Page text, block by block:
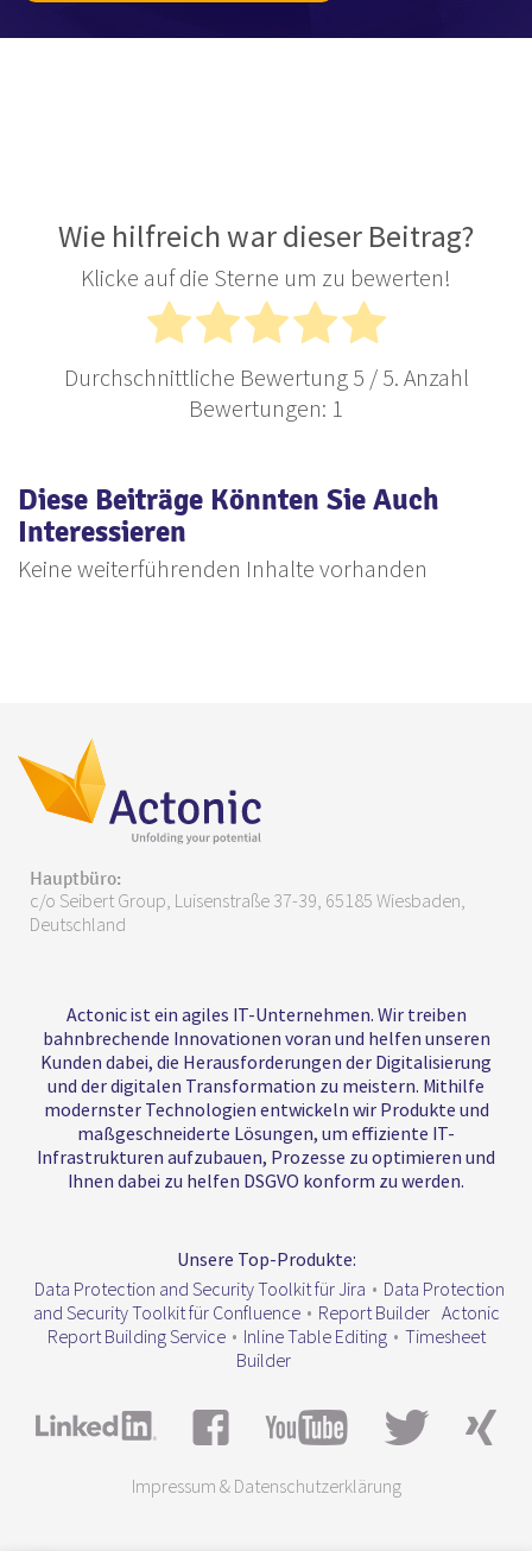
Wie hilfreich war dieser Beitrag?
Klicke auf die Sterne um zu bewerten!
Durchschnittliche Bewertung 5 / 5. Anzahl
Bewertungen: 1
Diese Beiträge Könnten Sie Auch
Interessieren
Keine weiterführenden Inhalte vorhanden
Hauptbüro:
c/o Seibert Group, Luisenstraße 37-39, 65185 Wiesbaden,
Deutschland
Actonic ist ein agiles IT-Unternehmen. Wir treiben
bahnbrechende Innovationen voran und helfen unseren
Kunden dabei, die Herausforderungen der Digitalisierung
und der digitalen Transformation zu meistern. Mithilfe
modernster Technologien entwickeln wir Produkte und
maßgeschneiderte Lösungen, um effiziente IT-
Infrastrukturen aufzubauen, Prozesse zu optimieren und
Ihnen dabei zu helfen DSGVO konform zu werden.
Unsere Top-Produkte:
Data Protection and Security Toolkit für Jira • Data Protection
and Security Toolkit für Confluence • Report Builder Actonic
Report Building Service • Inline Table Editing • Timesheet
Builder
Impressum & Datenschutzerklärung